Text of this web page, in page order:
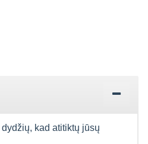
kad atitiktų jūsų